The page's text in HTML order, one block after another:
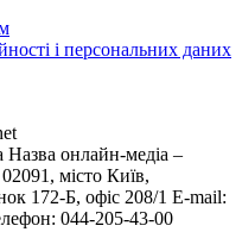
і персональних даних
Назва онлайн-медіа –
місто Київ,
172-Б, офіс 208/1 E-mail:
044-205-43-00